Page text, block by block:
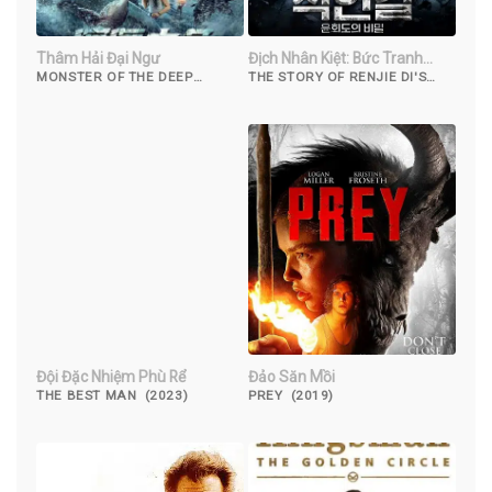
Thâm Hải Đại Ngư
MONSTER OF THE DEEP
Địch Nhân Kiệt: Bức Tranh
Luân Hồi
THE STORY OF RENJIE DI'S
Đội Đặc Nhiệm Phù Rể
THE BEST MAN (2023)
Đảo Săn Mồi
PREY (2019)